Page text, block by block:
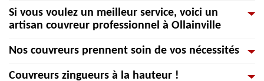
Votre toiture est-elle vieille, vous apercevez des complications au niveau
de l’étanchéité ou voulez seulement attribuer une nouvelle fraîcheur à
couverture de maison 91290 à neuf et donc de faire un changement de
détruit et d’installer votre toiture neuve. La rénovation est disciplinée à
Si vous voulez un meilleur service, voici un
artisan couvreur professionnel à Ollainville
Couverture Becker est une entreprise de couverture active et opérant à
travaux d’installation de planches de rive, travaux de rénovation ou de
Nos couvreurs prennent soin de vos nécessités
Nous sommes une équipe spécialiste qualifiée à Ollainville 91290 pour
Couvreurs zingueurs à la hauteur !